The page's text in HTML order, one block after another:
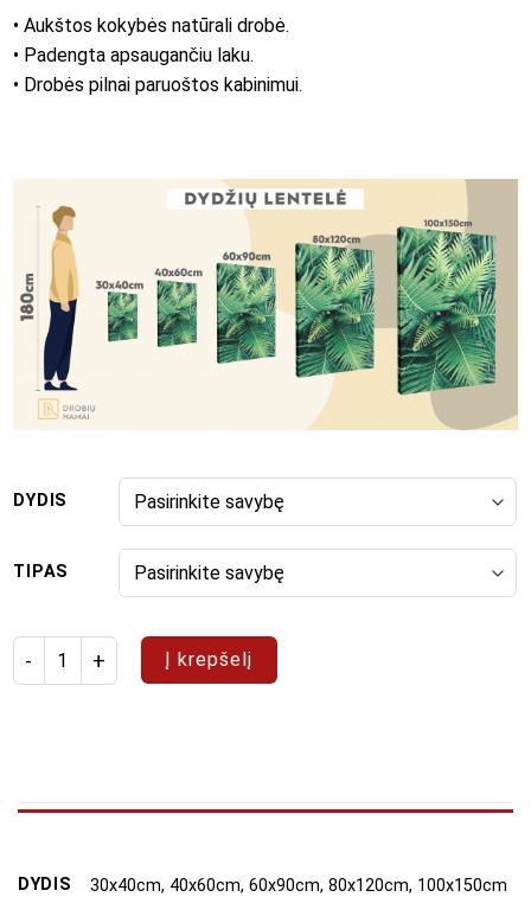
• Aukštos kokybės natūrali drobė.
• Padengta apsaugančiu laku.
• Drobės pilnai paruoštos kabinimui.
DYDIS
TIPAS
produkto kiekis: Paveikslų rinkinys "Magiškos gėlės"
Į krepšelį
DYDIS 30x40cm, 40x60cm, 60x90cm, 80x120cm, 100x150cm